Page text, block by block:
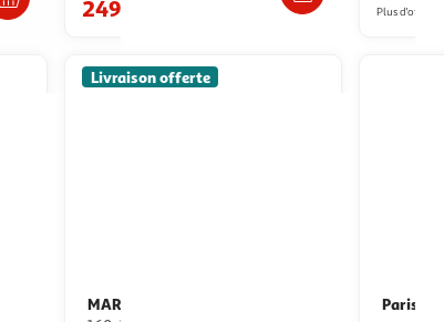
249,00€ Plus d'offres à
Livraison offerte
MARCKONFORT Paris Prix